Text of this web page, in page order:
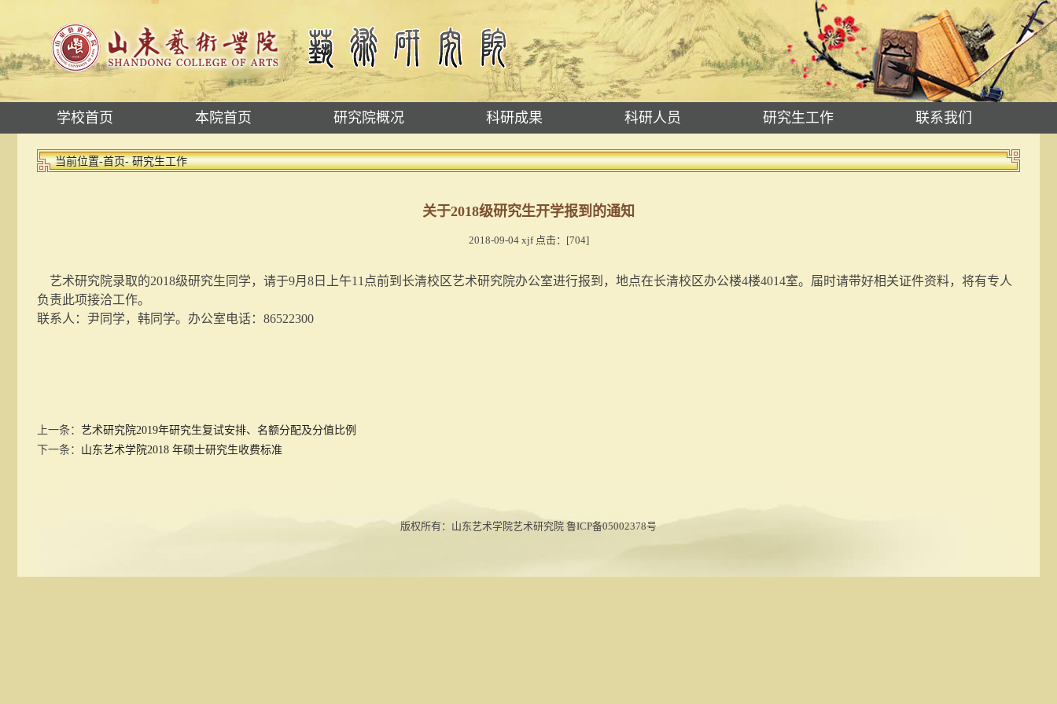
学校首页 本院首页 研究院概况 科研成果 科研人员 研究生工作 联系我们
当前位置-首页- 研究生工作
关于2018级研究生开学报到的通知
2018-09-04 xjf 点击：[704]
艺术研究院录取的2018级研究生同学，请于9月8日上午11点前到长清校区艺术研究院办公室进行报到，地点在长清校区办公楼4楼4014室。届时请带好相关证件资料，将有专人
负责此项接洽工作。
联系人：尹同学，韩同学。办公室电话：86522300
上一条： 艺术研究院2019年研究生复试安排、名额分配及分值比例
下一条： 山东艺术学院2018 年硕士研究生收费标准
版权所有：山东艺术学院艺术研究院 鲁ICP备05002378号